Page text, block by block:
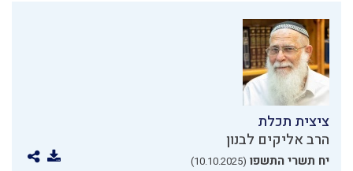
ציצית תכלת
הרב אליקים לבנון
יח תשרי התשפו (10.10.2025)